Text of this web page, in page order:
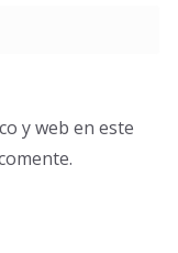
y web en este